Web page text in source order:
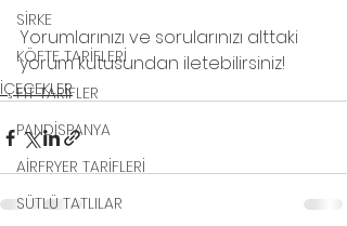
SİRKE
KÖFTE TARİFLERİ
FİT TARİFLER
PANDİSPANYA
AİRFRYER TARİFLERİ
SÜTLÜ TATLILAR
Yorumlarınızı ve sorularınızı alttaki
yorum kutusundan iletebilirsiniz!
İÇECEKLER